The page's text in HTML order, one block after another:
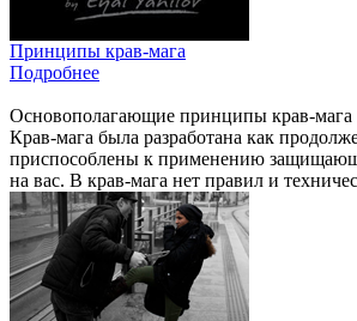
Принципы крав-мага
Подробнее
Основополагающие принципы крав-
Крав-мага была разработана как
приспособлены к применению
на вас. В крав-мага нет правил и